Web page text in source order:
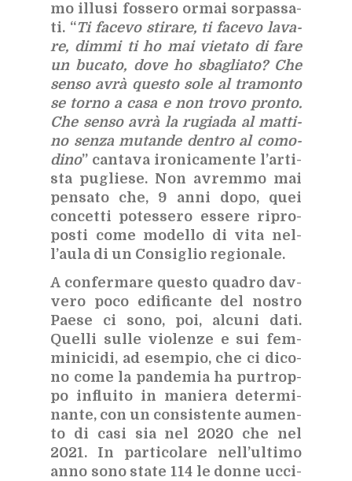
mo il­lu­si fos­se­ro or­mai sor­pas­sa­
ti. “Ti fa­ce­vo sti­ra­re, ti fa­ce­vo la­va­
re, dim­mi ti ho mai vie­ta­to di fare
un bu­ca­to, dove ho sba­glia­to? Che
sen­so avrà que­sto sole al tra­mon­to
se tor­no a casa e non tro­vo pron­to.
Che sen­so avrà la ru­gia­da al mat­ti­
no sen­za mu­tan­de den­tro al co­mo­
di­no” can­ta­va iro­ni­ca­men­te l’ar­ti­
sta pu­glie­se. Non avrem­mo mai
pen­sa­to che, 9 anni dopo, quei
con­cet­ti po­tes­se­ro es­se­re ri­pro­
po­sti come mo­del­lo di vita nel­
l’au­la di un Con­si­glio re­gio­na­le.
A con­fer­ma­re que­sto qua­dro dav­
ve­ro poco edi­fi­can­te del no­stro
Pae­se ci sono, poi, al­cu­ni dati.
Quel­li sul­le vio­len­ze e sui fem­
mi­ni­ci­di, ad esem­pio, che ci di­co­
no come la pan­de­mia ha pur­trop­
po in­flui­to in ma­nie­ra de­ter­mi­
nan­te, con un con­si­sten­te au­men­
to di casi sia nel 2020 che nel
2021. In par­ti­co­la­re nel­l’ul­ti­mo
anno sono sta­te 114 le don­ne uc­ci­